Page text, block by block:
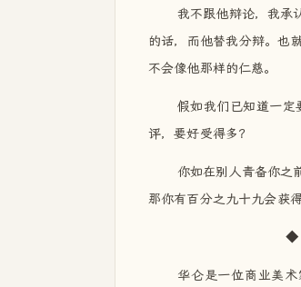
我不跟他辩论，我承
的话，而他替我分辩。也
不会像他那样的仁慈。
假如我们已知道一
评，要好受得多？
你如在别人青备你之
那你有百分之九十九会获
◆ ◆ ◆
华仑是一位商业美